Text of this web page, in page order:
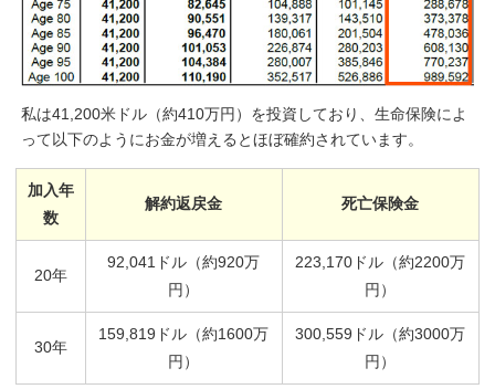
私は41,200米ドル（約410万円）を投資しており、生命保険によ
って以下のようにお金が増えるとほぼ確約されています。
加入年
数
解約返戻金 死亡保険金
20年
92,041ドル（約920万
円）
223,170ドル（約2200万
円）
30年
159,819ドル（約1600万
円）
300,559ドル（約3000万
円）